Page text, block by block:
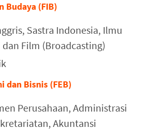
Budaya (FIB)
Sastra Indonesia, Ilmu
dan Film (Broadcasting)
dan Bisnis (FEB)
Perusahaan, Administrasi
Akuntansi